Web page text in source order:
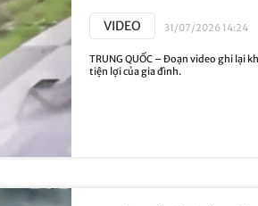
VIDEO 31/07/2026 14:24
TRUNG QUỐC – Đoạn video ghi lại
tiện lợi của gia đình.